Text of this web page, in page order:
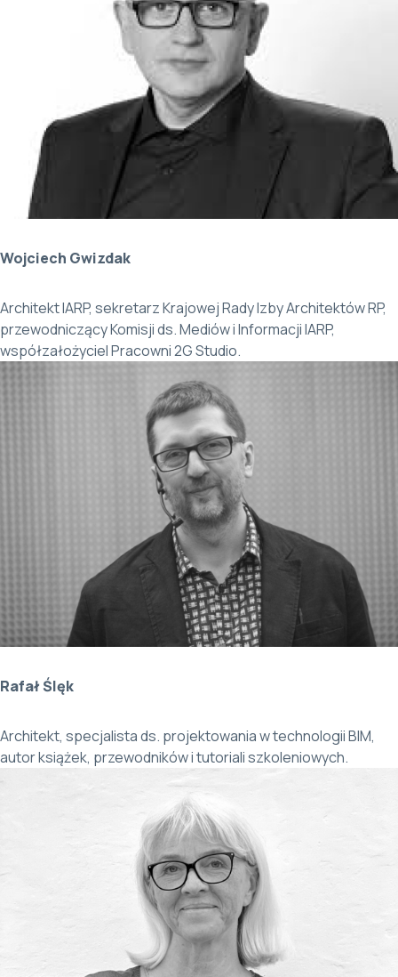
Wojciech Gwizdak
Architekt IARP, sekretarz Krajowej Rady Izby Architektów RP,
przewodniczący Komisji ds. Mediów i Informacji IARP,
współzałożyciel Pracowni 2G Studio.
Rafał Ślęk
Architekt, specjalista ds. projektowania w technologii BIM,
autor książek, przewodników i tutoriali szkoleniowych.